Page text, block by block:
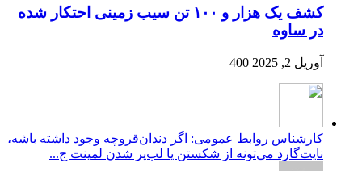
کشف یک هزار و ۱۰۰ تن سیب زمینی احتکار شده
در ساوه
آوریل 2, 2025 400
کارشناس روابط عمومی: اگر دندان‌قروچه وجود داشته باشه،
نایت‌گارد می‌تونه از شکستن یا لب‌پر شدن لمینت ج...